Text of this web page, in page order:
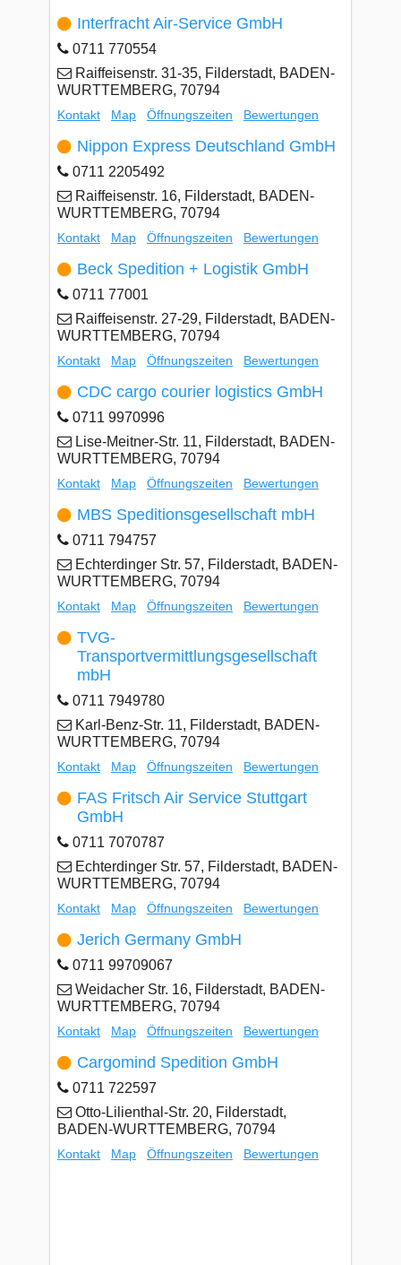
Interfracht Air-Service GmbH
0711 770554
Raiffeisenstr. 31-35, Filderstadt, BADEN-
WURTTEMBERG, 70794
Kontakt Map Öffnungszeiten Bewertungen
Nippon Express Deutschland GmbH
0711 2205492
Raiffeisenstr. 16, Filderstadt, BADEN-
WURTTEMBERG, 70794
Kontakt Map Öffnungszeiten Bewertungen
Beck Spedition + Logistik GmbH
0711 77001
Raiffeisenstr. 27-29, Filderstadt, BADEN-
WURTTEMBERG, 70794
Kontakt Map Öffnungszeiten Bewertungen
CDC cargo courier logistics GmbH
0711 9970996
Lise-Meitner-Str. 11, Filderstadt, BADEN-
WURTTEMBERG, 70794
Kontakt Map Öffnungszeiten Bewertungen
MBS Speditionsgesellschaft mbH
0711 794757
Echterdinger Str. 57, Filderstadt, BADEN-
WURTTEMBERG, 70794
Kontakt Map Öffnungszeiten Bewertungen
TVG-
Transportvermittlungsgesellschaft
mbH
0711 7949780
Karl-Benz-Str. 11, Filderstadt, BADEN-
WURTTEMBERG, 70794
Kontakt Map Öffnungszeiten Bewertungen
FAS Fritsch Air Service Stuttgart
GmbH
0711 7070787
Echterdinger Str. 57, Filderstadt, BADEN-
WURTTEMBERG, 70794
Kontakt Map Öffnungszeiten Bewertungen
Jerich Germany GmbH
0711 99709067
Weidacher Str. 16, Filderstadt, BADEN-
WURTTEMBERG, 70794
Kontakt Map Öffnungszeiten Bewertungen
Cargomind Spedition GmbH
0711 722597
Otto-Lilienthal-Str. 20, Filderstadt,
BADEN-WURTTEMBERG, 70794
Kontakt Map Öffnungszeiten Bewertungen